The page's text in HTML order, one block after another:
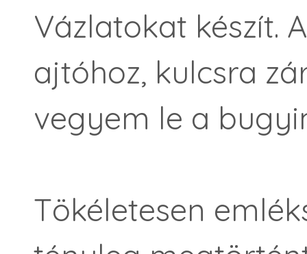
Vázlatokat készít.
ajtóhoz, kulcsra
vegyem le a
Tökéletesen